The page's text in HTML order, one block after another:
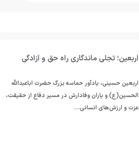
اربعین؛ تجلی ماندگاری راه حق و آزادگی
اربعین حسینی، یادآور حماسه بزرگ حضرت اباعبدالله
الحسین(ع) و یاران وفادارش در مسیر دفاع از حقیقت،
عزت و ارزش‌های انسانی…